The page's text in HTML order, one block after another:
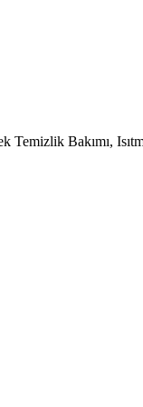
Temizlik Bakımı,